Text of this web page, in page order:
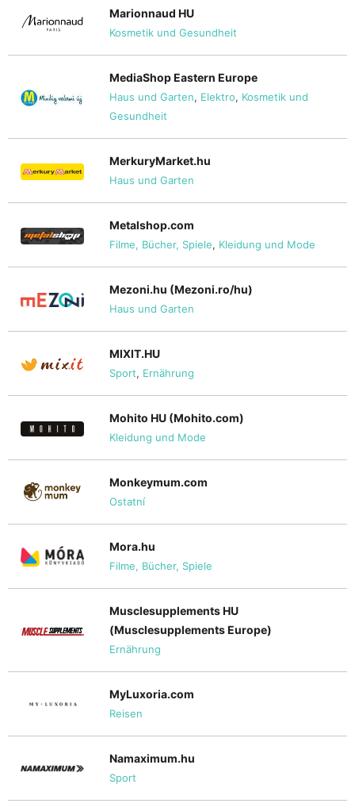
Marionnaud HU
Kosmetik und Gesundheit
MediaShop Eastern Europe
Haus und Garten, Elektro, Kosmetik und
Gesundheit
MerkuryMarket.hu
Haus und Garten
Metalshop.com
Filme, Bücher, Spiele, Kleidung und Mode
Mezoni.hu (Mezoni.ro/hu)
Haus und Garten
MIXIT.HU
Sport, Ernährung
Mohito HU (Mohito.com)
Kleidung und Mode
Monkeymum.com
Ostatní
Mora.hu
Filme, Bücher, Spiele
Musclesupplements HU
(Musclesupplements Europe)
Ernährung
MyLuxoria.com
Reisen
Namaximum.hu
Sport